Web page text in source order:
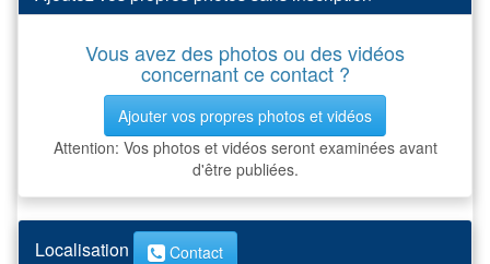
Vous avez des photos ou des vidéos
concernant ce contact ?
Ajouter vos propres photos et vidéos
Attention: Vos photos et vidéos seront examinées avant
d'être publiées.
Localisation Contact